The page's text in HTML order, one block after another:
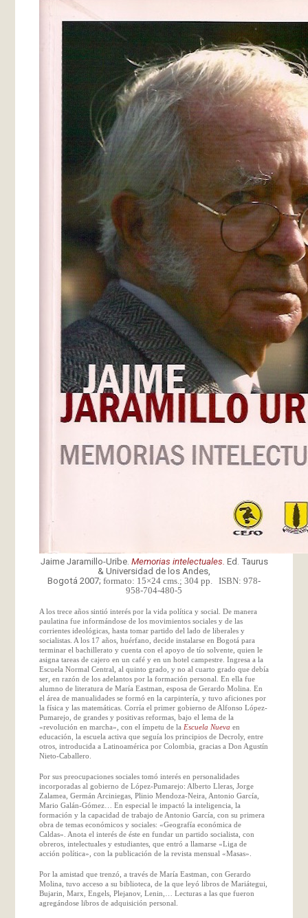
Jaime Jaramillo-Uribe. Memorias intelectuales. Ed. Taurus
& Universidad de los Andes,
Bogotá 2007; formato: 15×24 cms.; 304 pp. ISBN: 978-
958-704-480-5
A los trece años sintió interés por la vida política y social. De manera
paulatina fue informándose de los movimientos sociales y de las
corrientes ideológicas, hasta tomar partido del lado de liberales y
socialistas. A los 17 años, huérfano, decide instalarse en Bogotá para
terminar el bachillerato y cuenta con el apoyo de tío solvente, quien le
asigna tareas de cajero en un café y en un hotel campestre. Ingresa a la
Escuela Normal Central, al quinto grado, y no al cuarto grado que debía
ser, en razón de los adelantos por la formación personal. En ella fue
alumno de literatura de María Eastman, esposa de Gerardo Molina. En
el área de manualidades se formó en la carpintería, y tuvo aficiones por
la física y las matemáticas. Corría el primer gobierno de Alfonso López-
Pumarejo, de grandes y positivas reformas, bajo el lema de la
«revolución en marcha», con el ímpetu de la Escuela Nueva en
educación, la escuela activa que seguía los principios de Decroly, entre
otros, introducida a Latinoamérica por Colombia, gracias a Don Agustín
Nieto-Caballero.
Por sus preocupaciones sociales tomó interés en personalidades
incorporadas al gobierno de López-Pumarejo: Alberto Lleras, Jorge
Zalamea, Germán Arciniegas, Plinio Mendoza-Neira, Antonio García,
Mario Galán-Gómez… En especial le impactó la inteligencia, la
formación y la capacidad de trabajo de Antonio García, con su primera
obra de temas económicos y sociales: «Geografía económica de
Caldas». Anota el interés de éste en fundar un partido socialista, con
obreros, intelectuales y estudiantes, que entró a llamarse «Liga de
acción política», con la publicación de la revista mensual «Masas».
Por la amistad que trenzó, a través de María Eastman, con Gerardo
Molina, tuvo acceso a su biblioteca, de la que leyó libros de Mariátegui,
Bujarin, Marx, Engels, Plejanov, Lenin,… Lecturas a las que fueron
agregándose libros de adquisición personal.